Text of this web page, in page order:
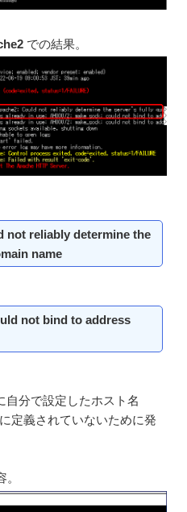
での結果。
not reliably determine the
name
not bind to address
自分で設定したホスト名
定義されていないために発